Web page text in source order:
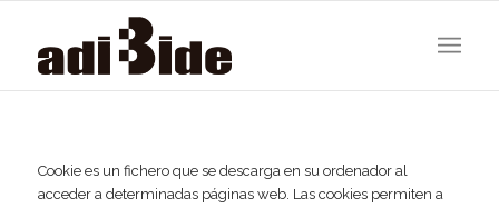
Cookie es un fichero que se descarga en su ordenador al
acceder a determinadas páginas web. Las cookies permiten a